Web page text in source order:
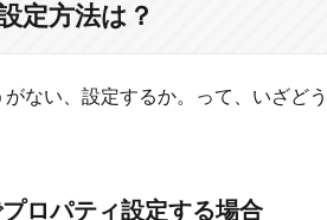
定方法は？
がない、設定するか。って、いざど
ロパティ設定する場合